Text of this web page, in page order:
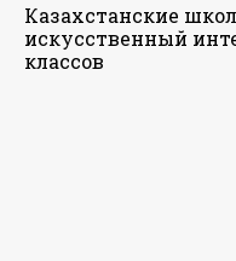
Казахстанские
искусственный
классов